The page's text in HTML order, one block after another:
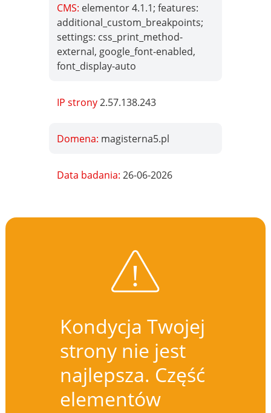
CMS: elementor 4.1.1; features:
additional_custom_breakpoints;
settings: css_print_method-
external, google_font-enabled,
font_display-auto
IP strony2.57.138.243
Domena: magisterna5.pl
Data badania:26-06-2026
Kondycja Twojej
strony nie jest
najlepsza. Część
elementów